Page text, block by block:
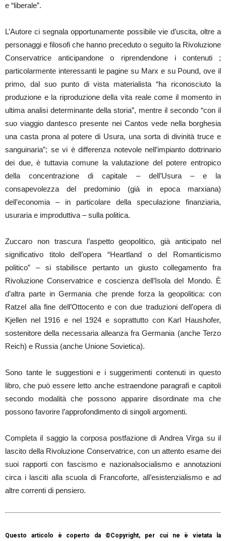
e “liberale”.
L’Autore ci segnala opportunamente possibile vie d’uscita, oltre a
personaggi e filosofi che hanno preceduto o seguito la Rivoluzione
Conservatrice anticipandone o riprendendone i contenuti ;
particolarmente interessanti le pagine su Marx e su Pound, ove il
primo, dal suo punto di vista materialista “ha riconosciuto la
produzione e la riproduzione della vita reale come il momento in
ultima analisi determinante della storia”, mentre il secondo “con il
suo viaggio dantesco presente nei Cantos vede nella borghesia
una casta prona al potere di Usura, una sorta di divinità truce e
sanguinaria”; se vi è differenza notevole nell’impianto dottrinario
dei due, è tuttavia comune la valutazione del potere entropico
della concentrazione di capitale – dell’Usura – e la
consapevolezza del predominio (già in epoca marxiana)
dell’economia – in particolare della speculazione finanziaria,
usuraria e improduttiva – sulla politica.
Zuccaro non trascura l’aspetto geopolitico, già anticipato nel
significativo titolo dell’opera “Heartland o del Romanticismo
politico” – si stabilisce pertanto un giusto collegamento fra
Rivoluzione Conservatrice e coscienza dell’Isola del Mondo. È
d’altra parte in Germania che prende forza la geopolitica: con
Ratzel alla fine dell’Ottocento e con due traduzioni dell’opera di
Kjellen nel 1916 e nel 1924 e soprattutto con Karl Haushofer,
sostenitore della necessaria alleanza fra Germania (anche Terzo
Reich) e Russia (anche Unione Sovietica).
Sono tante le suggestioni e i suggerimenti contenuti in questo
libro, che può essere letto anche estraendone paragrafi e capitoli
secondo modalità che possono apparire disordinate ma che
possono favorire l’approfondimento di singoli argomenti.
Completa il saggio la corposa postfazione di Andrea Virga su il
lascito della Rivoluzione Conservatrice, con un attento esame dei
suoi rapporti con fascismo e nazionalsocialismo e annotazioni
circa i lasciti alla scuola di Francoforte, all’esistenzialismo e ad
altre correnti di pensiero.
Questo articolo è coperto da ©Copyright, per cui ne è vietata la